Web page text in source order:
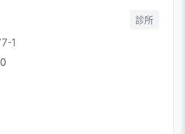
診所
1